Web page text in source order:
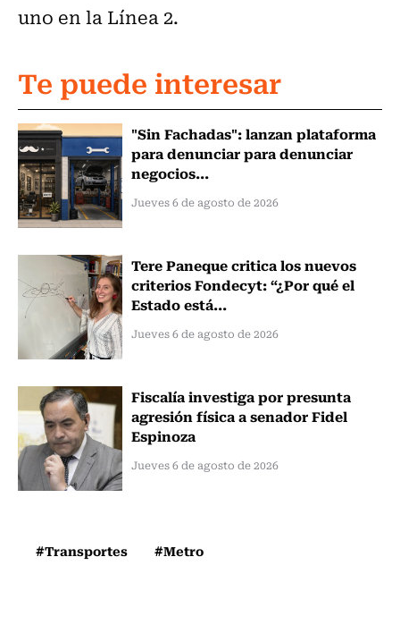
uno en la Línea 2.
Te puede interesar
"Sin Fachadas": lanzan plataforma
para denunciar para denunciar
negocios...
Jueves 6 de agosto de 2026
Tere Paneque critica los nuevos
criterios Fondecyt: “¿Por qué el
Estado está...
Jueves 6 de agosto de 2026
Fiscalía investiga por presunta
agresión física a senador Fidel
Espinoza
Jueves 6 de agosto de 2026
#Transportes #Metro